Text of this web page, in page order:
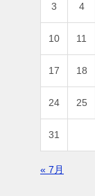
3 4
10 11
17 18
24 25
31
« 7月